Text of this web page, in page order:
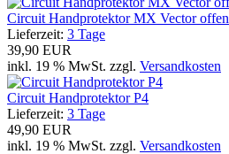
Circuit Handprotektor MX Vector offen
Lieferzeit: 3 Tage
39,90 EUR
inkl. 19 % MwSt. zzgl. Versandkosten
Circuit Handprotektor P4
Lieferzeit: 3 Tage
49,90 EUR
inkl. 19 % MwSt. zzgl. Versandkosten